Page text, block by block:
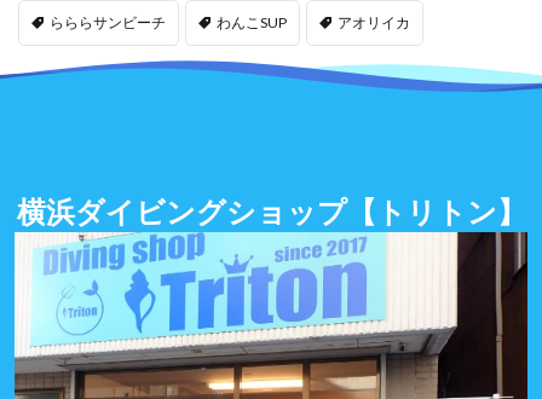
らららサンビーチ わんこSUP アオリイカ
横浜ダイビングショップ【トリトン】